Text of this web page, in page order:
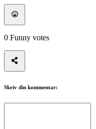
0 Funny votes
Skriv din kommentar: